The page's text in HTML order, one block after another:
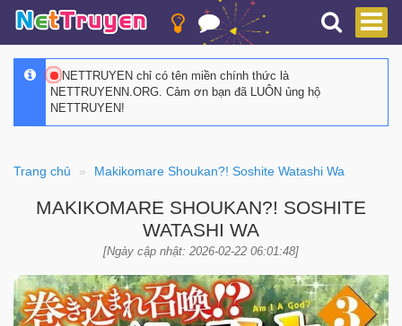
NETTRUYEN chỉ có tên miền chính thức là
NETTRUYENN.ORG. Cảm ơn bạn đã LUÔN ủng hộ
NETTRUYEN!
Trang chủ Makikomare Shoukan?! Soshite Watashi Wa
MAKIKOMARE SHOUKAN?! SOSHITE
WATASHI WA
[Ngày cập nhật: 2026-02-22 06:01:48]